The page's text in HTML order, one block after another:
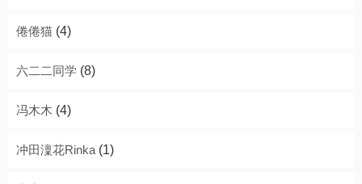
倦倦猫 (4)
六二二同学 (8)
冯木木 (4)
冲田澟花Rinka (1)